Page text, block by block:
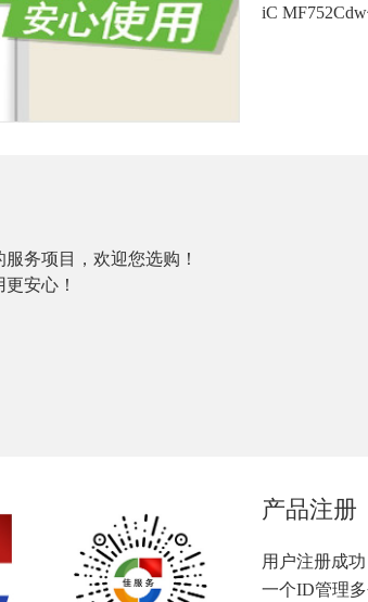
iC
务项目，欢迎您选购！
安心！
产品注册
用户注册成
一个ID管理